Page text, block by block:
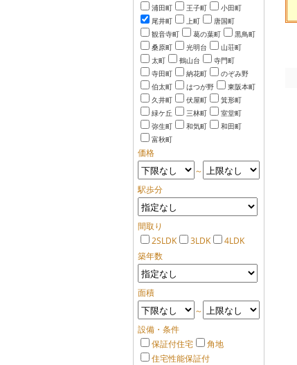
浦田町
王子町
小田町
尾井町
上町
唐国町
観音寺町
葛の葉町
黒鳥町
桑原町
光明台
山荘町
太町
鶴山台
寺門町
寺田町
納花町
のぞみ野
伯太町
はつが野
東阪本町
久井町
伏屋町
箕形町
緑ケ丘
三林町
室堂町
弥生町
和気町
和田町
富秋町
価格
～
駅歩分
間取り
2SLDK
3LDK
4LDK
築年数
面積
～
設備・条件
保証付住宅
角地
住宅性能保証付